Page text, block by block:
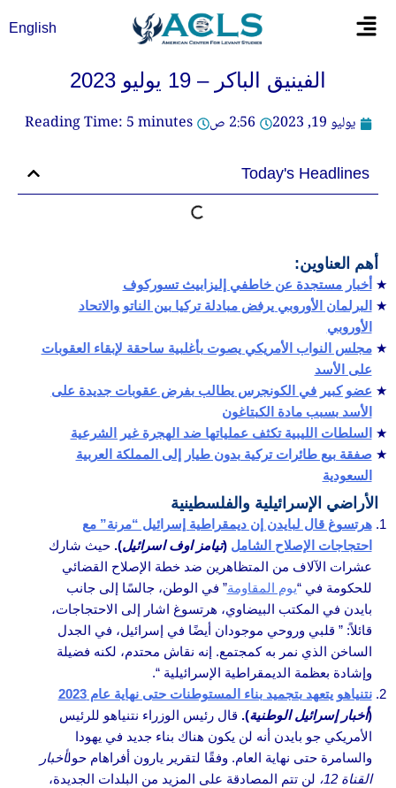
Flyout
English
الفينيق الباكر – 19 يوليو 2023
يوليو 19, 2023
2:56 ص Reading Time: 5minutes
Today's Headlines
أهم العناوين:
أخبار مستجدة عن خاطفي إليزابيث تسوركوف
البرلمان الأوروبي يرفض مبادلة تركيا بين الناتو والاتحاد
الأوروبي
مجلس النواب الأمريكي يصوت بأغلبية ساحقة لإبقاء العقوبات
على الأسد
عضو كبير في الكونجرس يطالب بفرض عقوبات جديدة على
الأسد بسبب مادة الكبتاغون
السلطات الليبية تكثف عملياتها ضد الهجرة غير الشرعية
صفقة بيع طائرات تركية بدون طيار إلى المملكة العربية
السعودية
الأراضي الإسرائيلية والفلسطينية
هرتسوغ قال لبايدن إن ديمقراطية إسرائيل “مرنة” مع
احتجاجات الإصلاح الشامل (تيامز اوف اسرائيل).حيث شارك
عشرات الآلاف من المتظاهرين ضد خطة الإصلاح القضائي
للحكومة في “يوم المقاومة” في الوطن، جالسًا إلى جانب
بايدن في المكتب البيضاوي، هرتسوغ اشار إلى الاحتجاجات،
قائلاً: ” قلبي وروحي موجودان أيضًا في إسرائيل، في الجدل
الساخن الذي نمر به كمجتمع. إنه نقاش محتدم، لكنه فضيلة
وإشادة بعظمة الديمقراطية الإسرائيلية “.
نتنياهو يتعهد بتجميد بناء المستوطنات حتى نهاية عام 2023
(أخبار إسرائيل الوطنية). قال رئيس الوزراء نتنياهو للرئيس
الأمريكي جو بايدن أنه لن يكون هناك بناء جديد في يهودا
والسامرة حتى نهاية العام. وفقًا لتقرير يارون أفراهام حولأخبار
القناة 12،
لن تتم المصادقة على المزيد من البلدات الجديدة،